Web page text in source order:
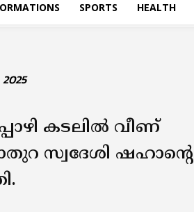
SPORTS HEALTH
കടലിൽ വീണ്
സ്വദേശി ഷഹാൻ്റെ